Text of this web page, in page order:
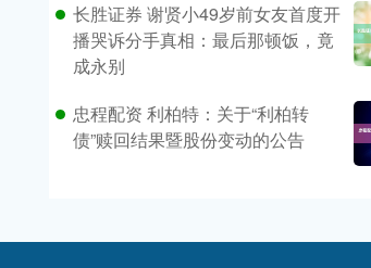
长胜证券 谢贤小49岁前女友首度开
播哭诉分手真相：最后那顿饭，竟
成永别
忠程配资 利柏特：关于“利柏转
债”赎回结果暨股份变动的公告